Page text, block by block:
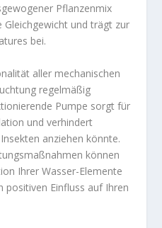
Pflanzenmix
und trägt zur
bei.
aller mechanischen
regelmäßig
Pumpe sorgt für
und verhindert
anziehen könnte.
können
Ihrer Wasser-Elemente
positiven Einfluss auf Ihren